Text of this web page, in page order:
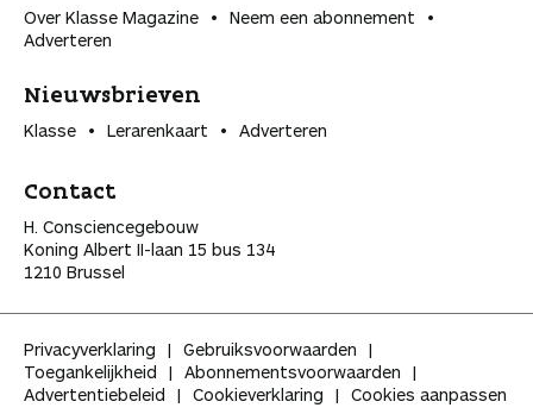
Over Klasse Magazine
Neem een abonnement
Adverteren
Nieuwsbrieven
Klasse Lerarenkaart Adverteren
Contact
H. Consciencegebouw
Koning Albert II-laan 15 bus 134
1210 Brussel
Privacyverklaring
Gebruiksvoorwaarden
Toegankelijkheid
Abonnementsvoorwaarden
Advertentiebeleid
Cookieverklaring Cookies aanpassen